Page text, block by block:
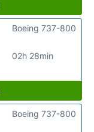
02h 28min
Boeing 737-800
Boeing 737-800